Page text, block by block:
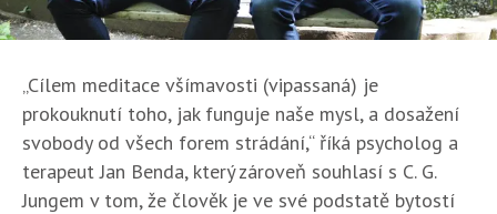
„Cílem meditace všímavosti (vipassaná) je
prokouknutí toho, jak funguje naše mysl, a dosažení
svobody od všech forem strádání,“ říká psycholog a
terapeut Jan Benda, který zároveň souhlasí s C. G.
Jungem v tom, že člověk je ve své podstatě bytostí